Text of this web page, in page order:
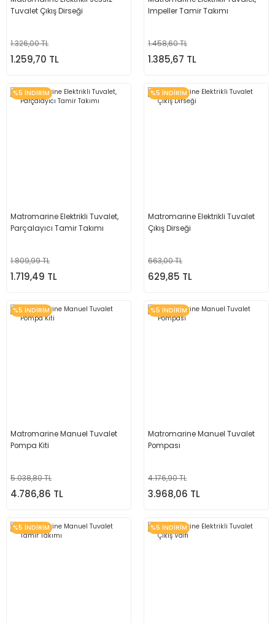
Tuvalet Çıkış Dirseği
1.326,00 TL
1.259,70 TL
Impeller Tamir Takımı
1.458,60 TL
1.385,67 TL
%5 İNDİRİM
Matromarine Elektrikli Tuvalet,
Parçalayıcı Tamir Takımı
1.809,99 TL
1.719,49 TL
%5 İNDİRİM
Matromarine Elektrikli Tuvalet
Çıkış Dirseği
663,00 TL
629,85 TL
%5 İNDİRİM
Matromarine Manuel Tuvalet
Pompa Kiti
5.038,80 TL
4.786,86 TL
%5 İNDİRİM
Matromarine Manuel Tuvalet
Pompası
4.176,90 TL
3.968,06 TL
%5 İNDİRİM %5 İNDİRİM